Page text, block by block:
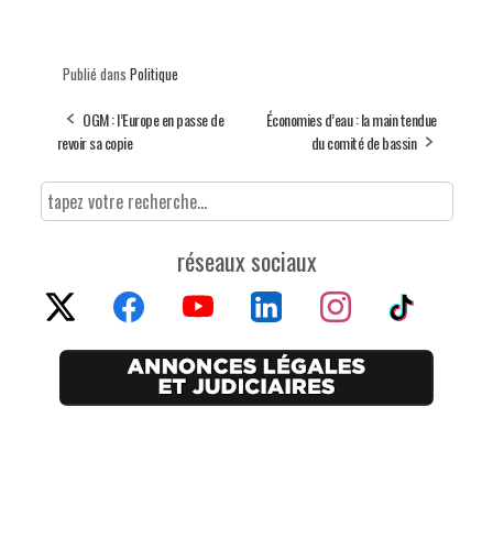
Publié dans Politique
OGM : l’Europe en passe de
revoir sa copie
Économies d’eau : la main tendue
du comité de bassin
réseaux sociaux